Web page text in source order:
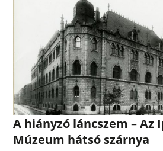
A hiányzó láncszem – Az
Múzeum hátsó szárnya